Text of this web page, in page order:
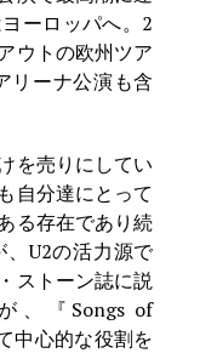
ーロッパへ。2
ウトの欧州ツア
リーナ公演も含
を売りにしてい
自分達にとって
る存在であり続
U2の活力源で
ストーン誌に説
、『Songs of
中心的な役割を